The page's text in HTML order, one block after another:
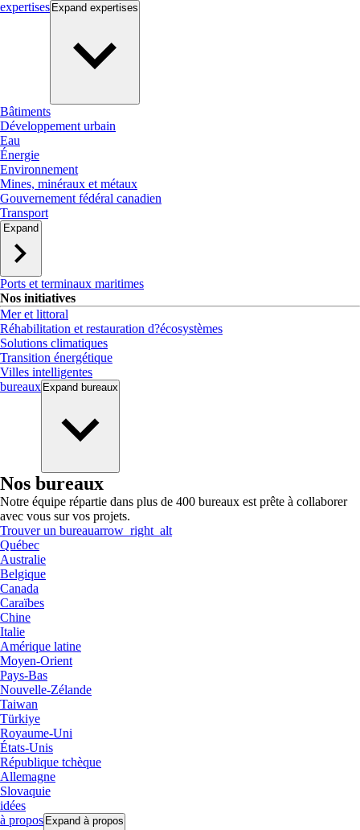
expertises Expand expertises
Bâtiments
Développement urbain
Eau
Énergie
Environnement
Mines, minéraux et métaux
Gouvernement fédéral canadien
Transport
Expand
Ports et terminaux maritimes
Nos initiatives
Mer et littoral
Réhabilitation et restauration d?écosystèmes
Solutions climatiques
Transition énergétique
Villes intelligentes
bureaux Expand bureaux
Nos bureaux
Notre équipe répartie dans plus de 400 bureaux est prête à collaborer
avec vous sur vos projets.
Trouver un bureauarrow_right_alt
Québec
Australie
Belgique
Canada
Caraïbes
Chine
Italie
Amérique latine
Moyen-Orient
Pays-Bas
Nouvelle-Zélande
Taiwan
Türkiye
Royaume-Uni
États-Unis
République tchèque
Allemagne
Slovaquie
idées
à propos Expand à propos